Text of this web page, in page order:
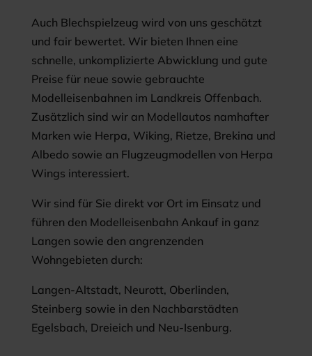
Auch Blechspielzeug wird von uns geschätzt
und fair bewertet. Wir bieten Ihnen eine
schnelle, unkomplizierte Abwicklung und gute
Preise für neue sowie gebrauchte
Modelleisenbahnen im Landkreis Offenbach.
Zusätzlich sind wir an Modellautos namhafter
Marken wie Herpa, Wiking, Rietze, Brekina und
Albedo sowie an Flugzeugmodellen von Herpa
Wings interessiert.
Wir sind für Sie direkt vor Ort im Einsatz und
führen den Modelleisenbahn Ankauf in ganz
Langen sowie den angrenzenden
Wohngebieten durch:
Langen-Altstadt, Neurott, Oberlinden,
Steinberg sowie in den Nachbarstädten
Egelsbach, Dreieich und Neu-Isenburg.